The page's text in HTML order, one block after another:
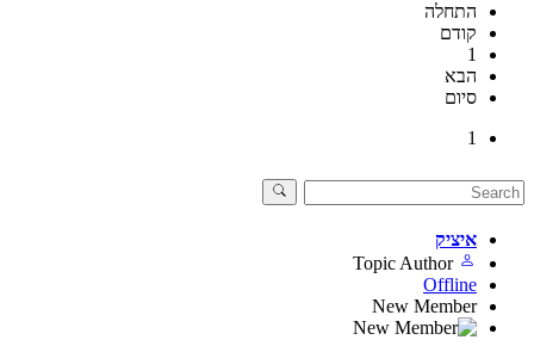
התחלה
קודם
1
הבא
סיום
1
איציק
Topic Author
Offline
New Member